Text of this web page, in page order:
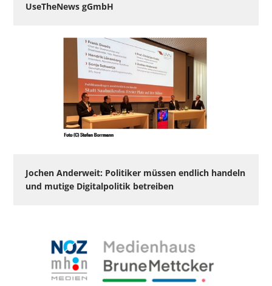
UseTheNews gGmbH
Jochen Anderweit: Politiker müssen endlich handeln
und mutige Digitalpolitik betreiben